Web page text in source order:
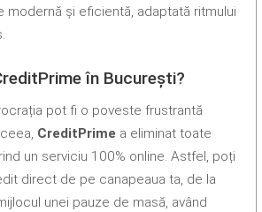
modernă și eficientă, adaptată ritmului
în București?
pot fi o poveste frustrantă
CreditPrime a eliminat toate
un serviciu 100% online. Astfel, poți
direct de pe canapeaua ta, de la
unei pauze de masă, având